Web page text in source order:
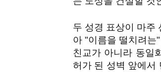
두 성경 표상이 마주
아 "이름을 떨치려는
친교가 아니라 동일
허가 된 성벽 앞에서